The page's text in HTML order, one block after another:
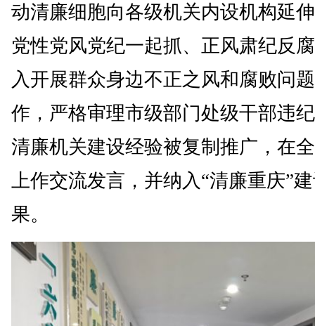
动清廉细胞向各级机关内设机构延
党性党风党纪一起抓、正风肃纪反
入开展群众身边不正之风和腐败问
作，严格审理市级部门处级干部违
清廉机关建设经验被复制推广，在
上作交流发言，并纳入“清廉重庆”
果。